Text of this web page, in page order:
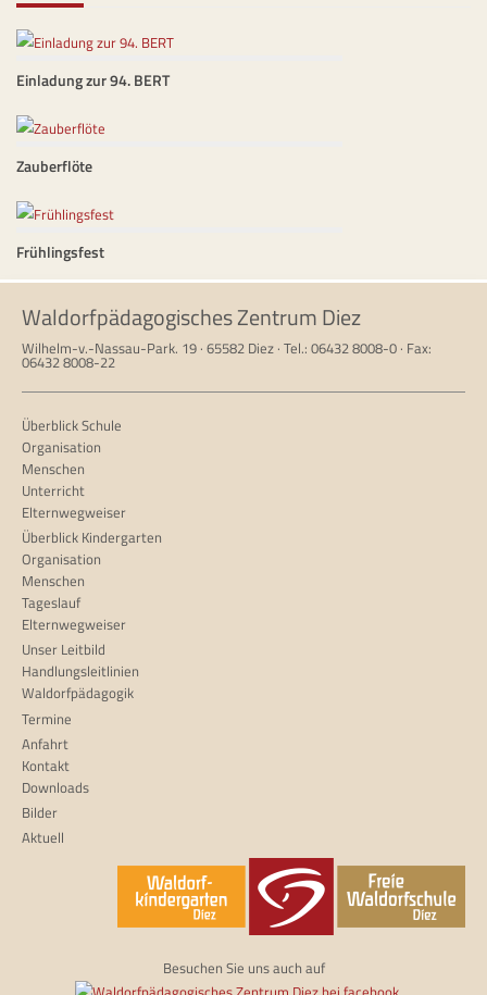
Einladung zur 94. BERT
Zauberflöte
Frühlingsfest
Waldorfpädagogisches Zentrum Diez
Wilhelm-v.-Nassau-Park. 19 · 65582 Diez · Tel.: 06432 8008-0 · Fax:
06432 8008-22
Überblick Schule
Organisation
Menschen
Unterricht
Elternwegweiser
Überblick Kindergarten
Organisation
Menschen
Tageslauf
Elternwegweiser
Unser Leitbild
Handlungsleitlinien
Waldorfpädagogik
Termine
Anfahrt
Kontakt
Downloads
Bilder
Aktuell
Besuchen Sie uns auch auf